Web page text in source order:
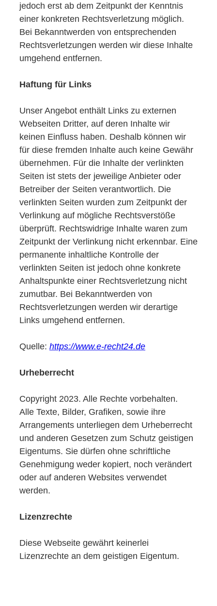
jedoch erst ab dem Zeitpunkt der Kenntnis
einer konkreten Rechtsverletzung möglich.
Bei Bekanntwerden von entsprechenden
Rechtsverletzungen werden wir diese Inhalte
umgehend entfernen.
Haftung für Links
Unser Angebot enthält Links zu externen
Webseiten Dritter, auf deren Inhalte wir
keinen Einfluss haben. Deshalb können wir
für diese fremden Inhalte auch keine Gewähr
übernehmen. Für die Inhalte der verlinkten
Seiten ist stets der jeweilige Anbieter oder
Betreiber der Seiten verantwortlich. Die
verlinkten Seiten wurden zum Zeitpunkt der
Verlinkung auf mögliche Rechtsverstöße
überprüft. Rechtswidrige Inhalte waren zum
Zeitpunkt der Verlinkung nicht erkennbar. Eine
permanente inhaltliche Kontrolle der
verlinkten Seiten ist jedoch ohne konkrete
Anhaltspunkte einer Rechtsverletzung nicht
zumutbar. Bei Bekanntwerden von
Rechtsverletzungen werden wir derartige
Links umgehend entfernen.
Quelle: https://www.e-recht24.de
Urheberrecht
Copyright 2023. Alle Rechte vorbehalten.
Alle Texte, Bilder, Grafiken, sowie ihre
Arrangements unterliegen dem Urheberrecht
und anderen Gesetzen zum Schutz geistigen
Eigentums. Sie dürfen ohne schriftliche
Genehmigung weder kopiert, noch verändert
oder auf anderen Websites verwendet
werden.
Lizenzrechte
Diese Webseite gewährt keinerlei
Lizenzrechte an dem geistigen Eigentum.